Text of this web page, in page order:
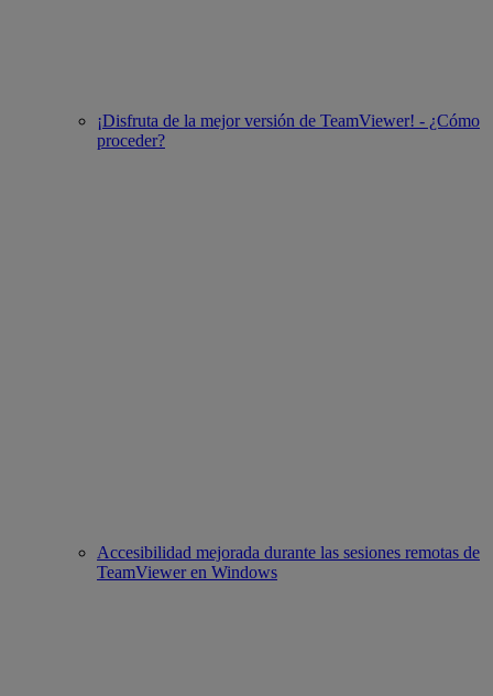
¡Disfruta de la mejor versión de TeamViewer! - ¿Cómo
proceder?
Accesibilidad mejorada durante las sesiones remotas de
TeamViewer en Windows